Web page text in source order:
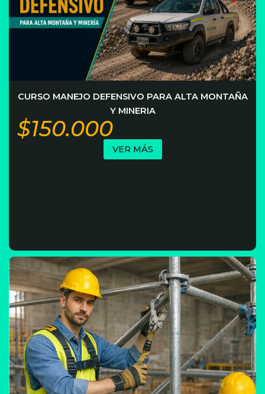
CURSO MANEJO DEFENSIVO PARA ALTA MONTAÑA
Y MINERIA
$150.000
VER MÁS